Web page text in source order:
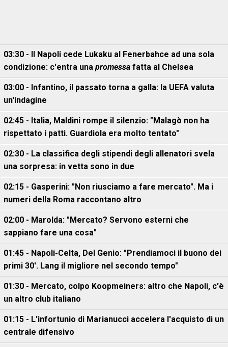
03:30 - Il Napoli cede Lukaku al Fenerbahce ad una sola
condizione: c'entra una promessa fatta al Chelsea
03:00 - Infantino, il passato torna a galla: la UEFA valuta
un'indagine
02:45 - Italia, Maldini rompe il silenzio: "Malagò non ha
rispettato i patti. Guardiola era molto tentato"
02:30 - La classifica degli stipendi degli allenatori svela
una sorpresa: in vetta sono in due
02:15 - Gasperini: "Non riusciamo a fare mercato". Ma i
numeri della Roma raccontano altro
02:00 - Marolda: "Mercato? Servono esterni che
sappiano fare una cosa"
01:45 - Napoli-Celta, Del Genio: "Prendiamoci il buono dei
primi 30'. Lang il migliore nel secondo tempo"
01:30 - Mercato, colpo Koopmeiners: altro che Napoli, c'è
un altro club italiano
01:15 - L'infortunio di Marianucci accelera l'acquisto di un
centrale difensivo